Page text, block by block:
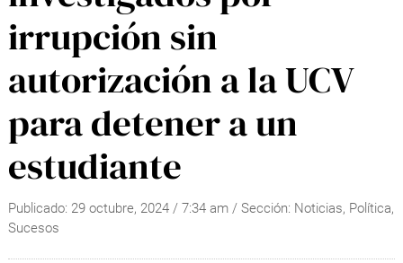
irrupción sin
autorización a la UCV
para detener a un
estudiante
Publicado: 29 octubre, 2024/ 7:34 am / Sección: Noticias, Política,
Sucesos